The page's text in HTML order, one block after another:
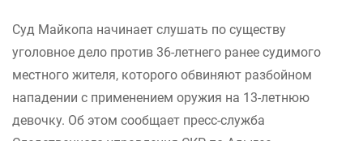
Суд Майкопа начинает слушать по существу
уголовное дело против 36-летнего ранее судимого
местного жителя, которого обвиняют разбойном
нападении с применением оружия на 13-летнюю
девочку. Об этом сообщает пресс-служба